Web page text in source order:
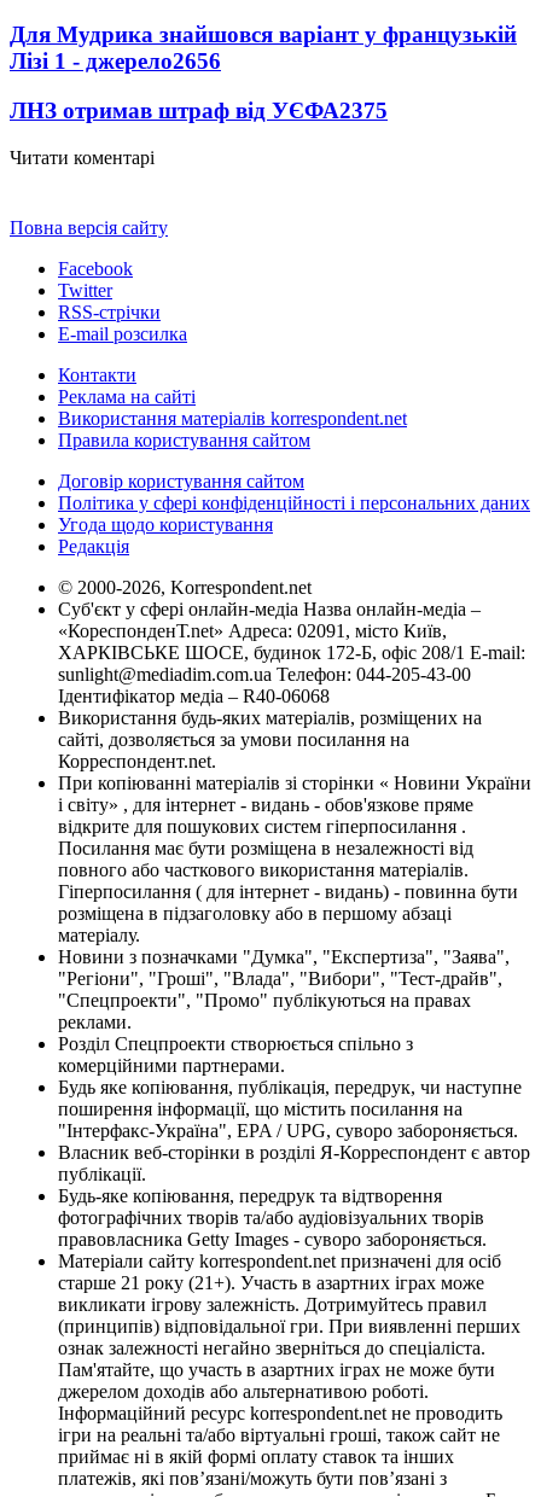
Для Мудрика знайшовся варіант у французькій
Лізі 1 - джерело2656
ЛНЗ отримав штраф від УЄФА2375
Читати коментарі
Повна версія сайту
Facebook
Twitter
RSS-стрічки
E-mail розсилка
Контакти
Реклама на сайті
Використання матеріалів korrespondent.net
Правила користування сайтом
Договір користування сайтом
Політика у сфері конфіденційності і персональних даних
Угода щодо користування
Редакція
© 2000-2026, Korrespondent.net
Суб'єкт у сфері онлайн-медіа Назва онлайн-медіа –
«КореспонденТ.net» Адреса: 02091, місто Київ,
ХАРКІВСЬКЕ ШОСЕ, будинок 172-Б, офіс 208/1 E-mail:
sunlight@mediadim.com.ua Телефон: 044-205-43-00
Ідентифікатор медіа – R40-06068
Використання будь-яких матеріалів, розміщених на
сайті, дозволяється за умови посилання на
Корреспондент.net.
При копіюванні матеріалів зі сторінки « Новини України
і світу» , для інтернет - видань - обов'язкове пряме
відкрите для пошукових систем гіперпосилання .
Посилання має бути розміщена в незалежності від
повного або часткового використання матеріалів.
Гіперпосилання ( для інтернет - видань) - повинна бути
розміщена в підзаголовку або в першому абзаці
матеріалу.
Новини з позначками "Думка", "Експертиза", "Заява",
"Регіони", "Гроші", "Влада", "Вибори", "Тест-драйв",
"Спецпроекти", "Промо" публікуються на правах
реклами.
Розділ Спецпроекти створюється спільно з
комерційними партнерами.
Будь яке копіювання, публікація, передрук, чи наступне
поширення інформації, що містить посилання на
"Інтерфакс-Україна", EPA / UPG, суворо забороняється.
Власник веб-сторінки в розділі Я-Корреспондент є автор
публікації.
Будь-яке копіювання, передрук та відтворення
фотографічних творів та/або аудіовізуальних творів
правовласника Getty Images - суворо забороняється.
Матеріали сайту korrespondent.net призначені для осіб
старше 21 року (21+). Участь в азартних іграх може
викликати ігрову залежність. Дотримуйтесь правил
(принципів) відповідальної гри. При виявленні перших
ознак залежності негайно зверніться до спеціаліста.
Пам'ятайте, що участь в азартних іграх не може бути
джерелом доходів або альтернативою роботі.
Інформаційний ресурс korrespondent.net не проводить
ігри на реальні та/або віртуальні гроші, також сайт не
приймає ні в якій формі оплату ставок та інших
платежів, які пов’язані/можуть бути пов’язані з